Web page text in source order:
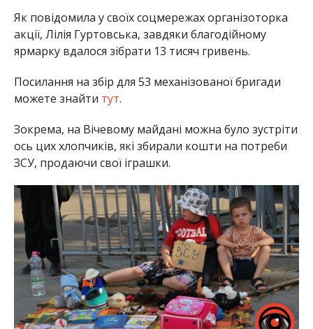
Як повідомила у своїх соцмережах організоторка
акції, Лілія Гуртовська, завдяки благодійному
ярмарку вдалося зібрати 13 тисяч гривень.
Посилання на збір для 53 механізованої бригади
можете знайти тут.
Зокрема, на Вічевому майдані можна було зустріти
ось цих хлопчиків, які збирали кошти на потреби
ЗСУ, продаючи свої іграшки.